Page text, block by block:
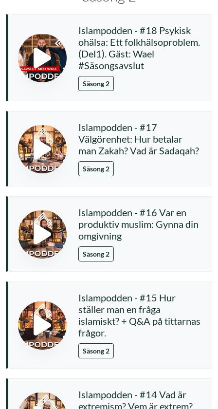
Islampodden - #18 Psykisk
ohälsa: Ett folkhälsoproblem.
(Del1). Gäst: Wael
#Säsongsavslut
Säsong 2
Islampodden - #17
Välgörenhet: Hur betalar
man Zakah? Vad är Sadaqah?
Säsong 2
Islampodden - #16 Var en
produktiv muslim: Gynna din
omgivning
Säsong 2
Islampodden - #15 Hur
ställer man en fråga
islamiskt? + Q&A på tittarnas
frågor.
Säsong 2
Islampodden - #14 Vad är
extremism? Vem är extrem?